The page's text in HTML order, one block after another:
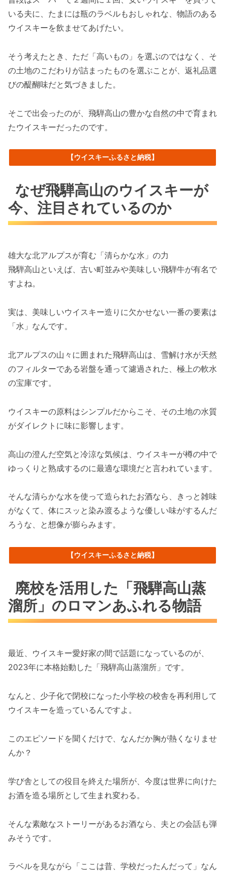
いる夫に、たまには瓶のラベルもおしゃれな、物語のある
ウイスキーを飲ませてあげたい。
そう考えたとき、ただ「高いもの」を選ぶのではなく、そ
の土地のこだわりが詰まったものを選ぶことが、返礼品選
びの醍醐味だと気づきました。
そこで出会ったのが、飛騨高山の豊かな自然の中で育まれ
たウイスキーだったのです。
【ウイスキーふるさと納税】
なぜ飛騨高山のウイスキーが
今、注目されているのか
雄大な北アルプスが育む「清らかな水」の力
飛騨高山といえば、古い町並みや美味しい飛騨牛が有名で
すよね。
実は、美味しいウイスキー造りに欠かせない一番の要素は
「水」なんです。
北アルプスの山々に囲まれた飛騨高山は、雪解け水が天然
のフィルターである岩盤を通って濾過された、極上の軟水
の宝庫です。
ウイスキーの原料はシンプルだからこそ、その土地の水質
がダイレクトに味に影響します。
高山の澄んだ空気と冷涼な気候は、ウイスキーが樽の中で
ゆっくりと熟成するのに最適な環境だと言われています。
そんな清らかな水を使って造られたお酒なら、きっと雑味
がなくて、体にスッと染み渡るような優しい味がするんだ
ろうな、と想像が膨らみます。
【ウイスキーふるさと納税】
廃校を活用した「飛騨高山蒸
溜所」のロマンあふれる物語
最近、ウイスキー愛好家の間で話題になっているのが、
2023年に本格始動した「飛騨高山蒸溜所」です。
なんと、少子化で閉校になった小学校の校舎を再利用して
ウイスキーを造っているんですよ。
このエピソードを聞くだけで、なんだか胸が熱くなりませ
んか？
学び舎としての役目を終えた場所が、今度は世界に向けた
お酒を造る場所として生まれ変わる。
そんな素敵なストーリーがあるお酒なら、夫との会話も弾
みそうです。
ラベルを見ながら「ここは昔、学校だったんだって」なん